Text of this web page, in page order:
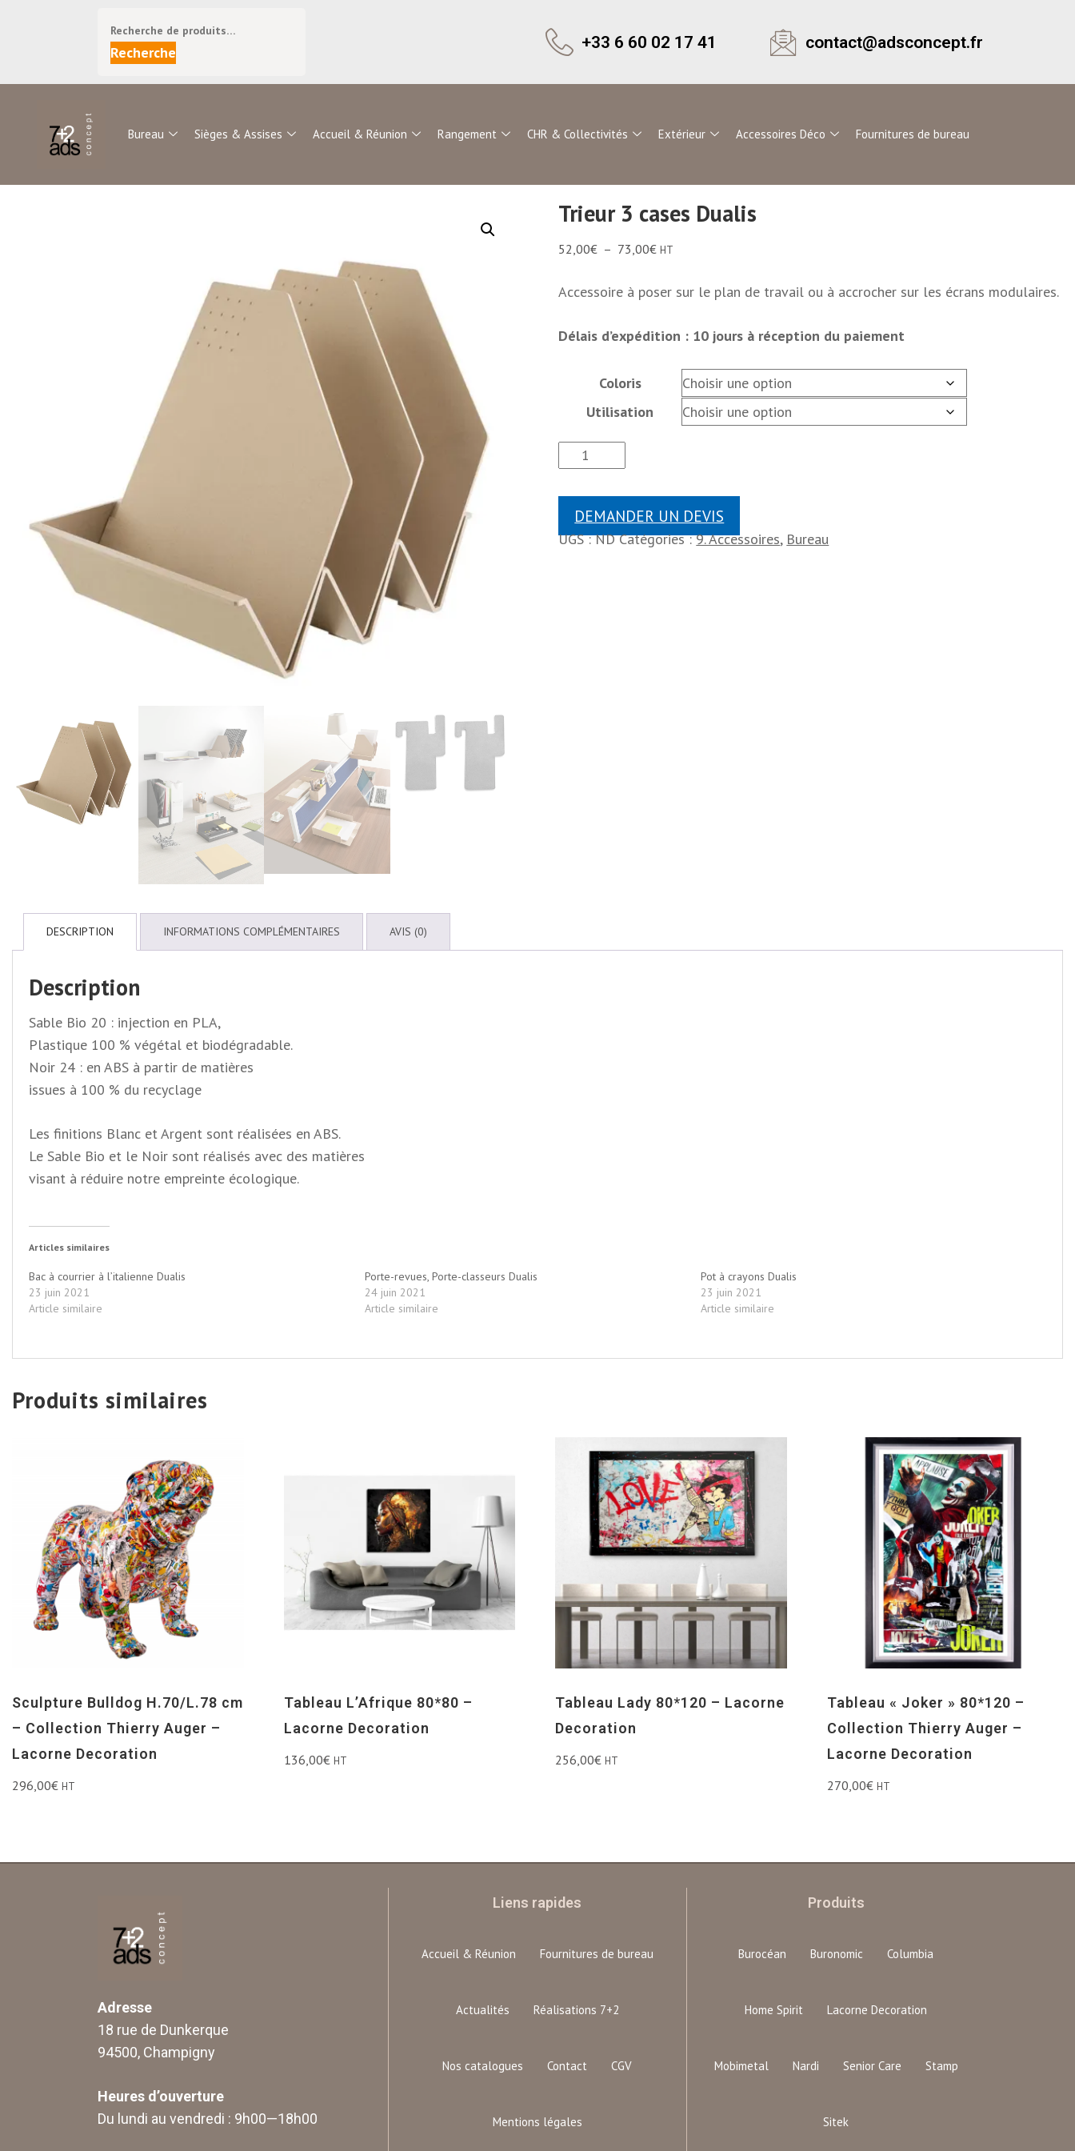
Recherche
+33 6 60 02 17 41 contact@adsconcept.fr
Bureau Sièges & Assises Accueil & Réunion Rangement CHR & Collectivités Extérieur Accessoires Déco Fournitures de bureau
Trieur 3 cases Dualis
52,00€ – 73,00€ HT
Accessoire à poser sur le plan de travail ou à accrocher sur les écrans modulaires.
Délais d’expédition : 10 jours à réception du paiement
Coloris
Utilisation
DEMANDER UN DEVIS
UGS :ND Catégories :9. Accessoires, Bureau
DESCRIPTION INFORMATIONS COMPLÉMENTAIRES AVIS (0)
Description
Sable Bio 20 : injection en PLA,
Plastique 100 % végétal et biodégradable.
Noir 24 : en ABS à partir de matières
issues à 100 % du recyclage
Les finitions Blanc et Argent sont réalisées en ABS.
Le Sable Bio et le Noir sont réalisés avec des matières
visant à réduire notre empreinte écologique.
Articles similaires
Bac à courrier à l’italienne Dualis
23 juin 2021
Article similaire
Porte-revues, Porte-classeurs Dualis
24 juin 2021
Article similaire
Pot à crayons Dualis
23 juin 2021
Article similaire
Produits similaires
Sculpture Bulldog H.70/L.78 cm
– Collection Thierry Auger –
Lacorne Decoration
296,00€ HT
Tableau L’Afrique 80*80 –
Lacorne Decoration
136,00€ HT
Tableau Lady 80*120 – Lacorne
Decoration
256,00€ HT
Tableau « Joker » 80*120 –
Collection Thierry Auger –
Lacorne Decoration
270,00€ HT
Adresse
18 rue de Dunkerque
94500, Champigny
Heures d’ouverture
Du lundi au vendredi : 9h00—18h00
Liens rapides
Accueil & Réunion Fournitures de bureau
Actualités Réalisations 7+2
Nos catalogues Contact CGV
Mentions légales
Produits
Burocéan Buronomic Columbia
Home Spirit Lacorne Decoration
Mobimetal Nardi Senior Care Stamp
Sitek